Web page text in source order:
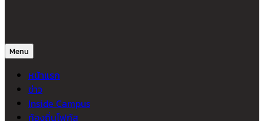
Menu
หน้าแรก
ข่าว
Inside Campus
ท้องถิ่นโฟกัส